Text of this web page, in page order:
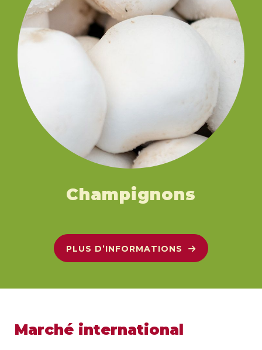
Champignons
PLUS D’INFORMATIONS
Marché international